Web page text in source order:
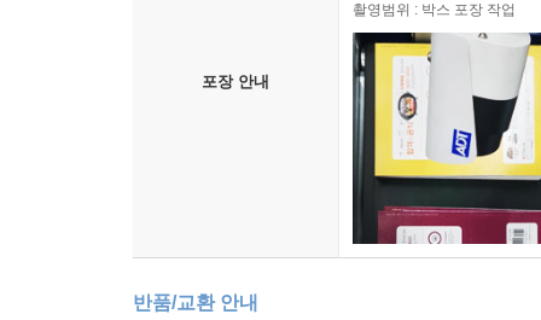
포장 안내
촬영범위 : 박스 포장 작업
반품/교환 안내